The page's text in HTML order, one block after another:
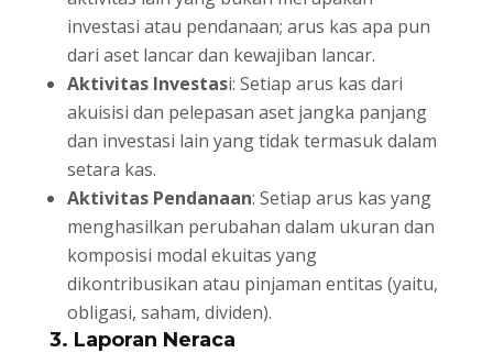
investasi atau pendanaan; arus kas apa pun
dari aset lancar dan kewajiban lancar.
Aktivitas Investasi: Setiap arus kas dari
akuisisi dan pelepasan aset jangka panjang
dan investasi lain yang tidak termasuk dalam
setara kas.
Aktivitas Pendanaan: Setiap arus kas yang
menghasilkan perubahan dalam ukuran dan
komposisi modal ekuitas yang
dikontribusikan atau pinjaman entitas (yaitu,
obligasi, saham, dividen).
3. Laporan Neraca